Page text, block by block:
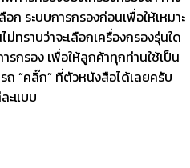
ก ระบบการกรองก่อนเพื่อให้เหมาะ
ม่ทราบว่าจะเลือกเครื่องกรองรุ่นใด
รกรอง เพื่อให้ลูกค้าทุกท่านใช้เป็น
ถ “คลิ๊ก” ที่ตัวหนังสือได้เลยครับ
ะแบบ